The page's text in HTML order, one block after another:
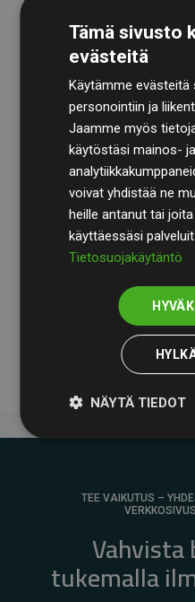
TilintarkastusyhtiöBDO
laskelmamme ja
läpinäkyvyyden ja
Heidän tarkastuksensa
ilmastohankkeisiin
arvioiduista CO₂-
selkeä todiste
TEE VAIKUTUS –
Vahvista
tukemalla
Tämä sivusto
evästeitä
Käytämme evästeitä
personointiin ja
Jaamme myös
käytöstäsi mainos- ja
voivat yhdistää ne
heille antanut tai
käyttäessäsi
Tietosuojakäytäntö
NÄYTÄ TIEDOT